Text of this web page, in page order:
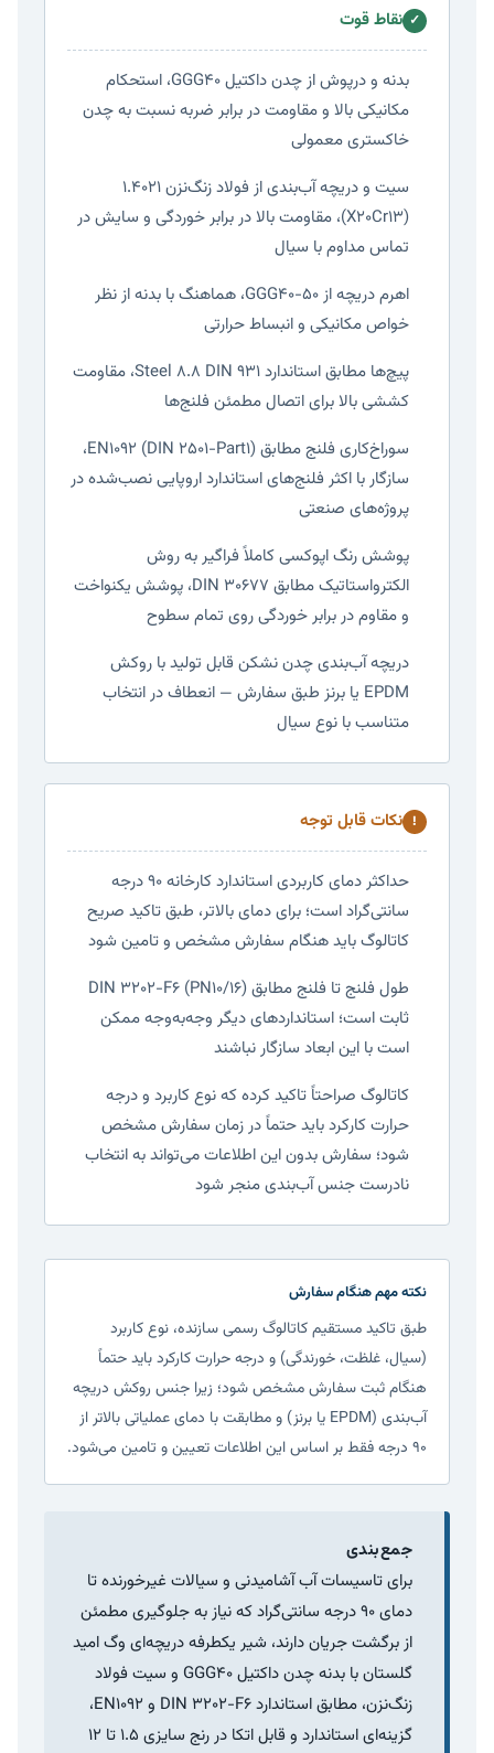
✓ نقاط قوت
بدنه و درپوش از چدن داکتیل GGG40، استحکام
مکانیکی بالا و مقاومت در برابر ضربه نسبت به چدن
خاکستری معمولی
سیت و دریچه آب‌بندی از فولاد زنگ‌نزن ۱.۴۰۲۱
(X20Cr13)، مقاومت بالا در برابر خوردگی و سایش در
تماس مداوم با سیال
اهرم دریچه از GGG40-50، هماهنگ با بدنه از نظر
خواص مکانیکی و انبساط حرارتی
پیچ‌ها مطابق استاندارد Steel 8.8 DIN 931، مقاومت
کششی بالا برای اتصال مطمئن فلنج‌ها
سوراخ‌کاری فلنج مطابق EN1092 (DIN 2501-Part1)،
سازگار با اکثر فلنج‌های استاندارد اروپایی نصب‌شده در
پروژه‌های صنعتی
پوشش رنگ اپوکسی کاملاً فراگیر به روش
الکترواستاتیک مطابق DIN 30677، پوشش یکنواخت
و مقاوم در برابر خوردگی روی تمام سطوح
دریچه آب‌بندی چدن نشکن قابل تولید با روکش
EPDM یا برنز طبق سفارش — انعطاف در انتخاب
متناسب با نوع سیال
! نکات قابل توجه
حداکثر دمای کاربردی استاندارد کارخانه ۹۰ درجه
سانتی‌گراد است؛ برای دمای بالاتر، طبق تاکید صریح
کاتالوگ باید هنگام سفارش مشخص و تامین شود
طول فلنج تا فلنج مطابق DIN 3202-F6 (PN10/16)
ثابت است؛ استانداردهای دیگر وجه‌به‌وجه ممکن
است با این ابعاد سازگار نباشند
کاتالوگ صراحتاً تاکید کرده که نوع کاربرد و درجه
حرارت کارکرد باید حتماً در زمان سفارش مشخص
شود؛ سفارش بدون این اطلاعات می‌تواند به انتخاب
نادرست جنس آب‌بندی منجر شود
نکته مهم هنگام سفارش
طبق تاکید مستقیم کاتالوگ رسمی سازنده، نوع کاربرد
(سیال، غلظت، خورندگی) و درجه حرارت کارکرد باید حتماً
هنگام ثبت سفارش مشخص شود؛ زیرا جنس روکش دریچه
آب‌بندی (EPDM یا برنز) و مطابقت با دمای عملیاتی بالاتر از
۹۰ درجه فقط بر اساس این اطلاعات تعیین و تامین می‌شود.
جمع‌بندی
برای تاسیسات آب آشامیدنی و سیالات غیرخورنده تا
دمای ۹۰ درجه سانتی‌گراد که نیاز به جلوگیری مطمئن
از برگشت جریان دارند، شیر یکطرفه دریچه‌ای وگ امید
گلستان با بدنه چدن داکتیل GGG40 و سیت فولاد
زنگ‌نزن، مطابق استاندارد DIN 3202-F6 و EN1092،
گزینه‌ای استاندارد و قابل اتکا در رنج سایزی ۱.۵ تا ۱۲